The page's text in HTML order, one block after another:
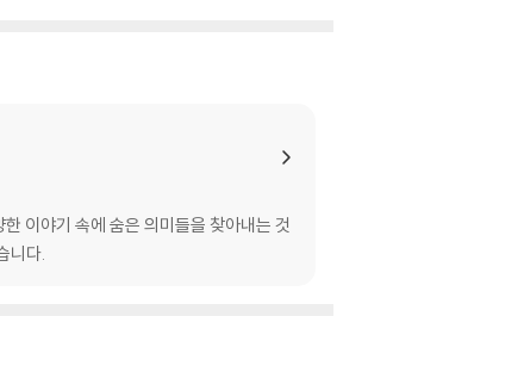
이야기 속에 숨은 의미들을 찾아내는 것
니다.